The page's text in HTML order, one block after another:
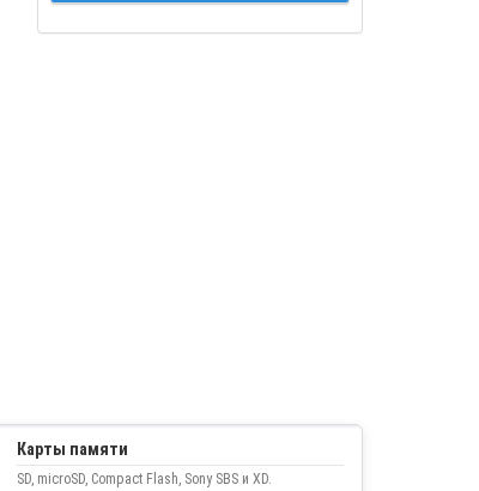
Карты памяти
SD, microSD, Compact Flash, Sony SBS и XD.